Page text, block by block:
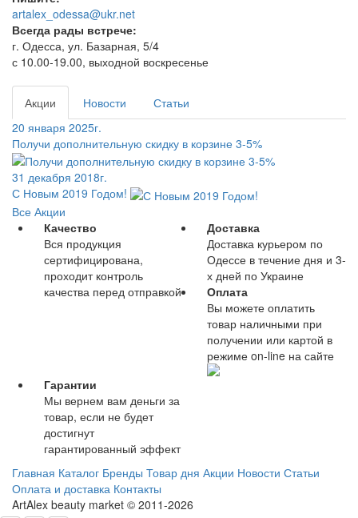
artalex_odessa@ukr.net
Всегда рады встрече:
г. Одесса, ул. Базарная, 5/4
с 10.00-19.00, выходной воскресенье
Акции Новости
Статьи
20 января 2025г.
Получи дополнительную скидку в корзине 3-5%
31 декабря 2018г.
С Новым 2019 Годом!
Все Акции
Качество
Вся продукция
сертифицирована,
проходит контроль
качества перед отправкой
Доставка
Доставка курьером по
Одессе в течение дня и 3-
х дней по Украине
Оплата
Вы можете оплатить
товар наличными при
получении или картой в
режиме on-line на сайте
Гарантии
Мы вернем вам деньги за
товар, если не будет
достигнут
гарантированный эффект
Главная Каталог Бренды Товар дня Акции Новости Статьи
Оплата и доставка Контакты
ArtAlex beauty market © 2011-2026